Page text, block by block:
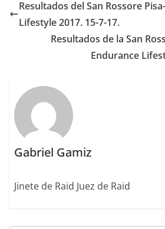
b
o
r dI
n
Resultados del San Rossore
Lifestyle 2017. 15-7-17.
Resultados de la San
Endurance
Gabriel Gamiz
Jinete de Raid Juez de Raid